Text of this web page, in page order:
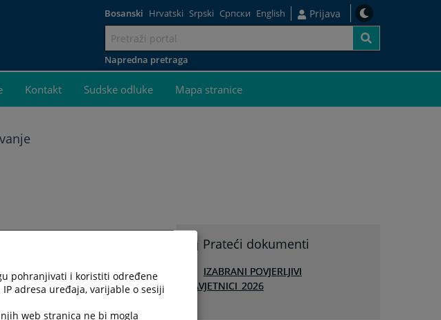
Bosanski Hrvatski Srpski Српски English Prijava
Napredna pretraga
Kontakt Sudske odluke Mapa stranice
Prateći dokumenti
IZABRANI POVJERLJIVI
SAVJETNICI_2026
pohranjivati i koristiti određene
adresa uređaja, varijable o sesiji
web stranica ne bi mogla